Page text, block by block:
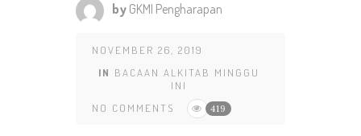
by GKMI Pengharapan
NOVEMBER 26, 2019
IN BACAAN ALKITAB MINGGU
INI
NO COMMENTS
419